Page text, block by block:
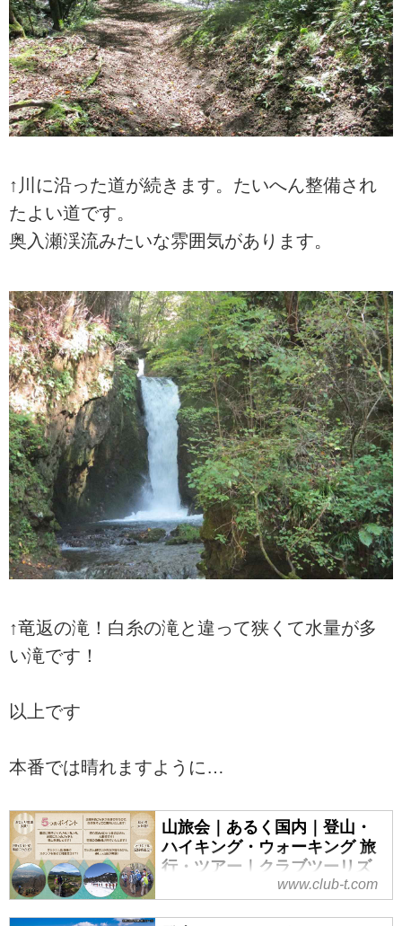
↑川に沿った道が続きます。たいへん整備され
たよい道です。
奥入瀬渓流みたいな雰囲気があります。
↑竜返の滝！白糸の滝と違って狭くて水量が多
い滝です！
以上です
本番では晴れますように…
山旅会｜あるく国内｜登山・
ハイキング・ウォーキング 旅
行・ツアー｜クラブツーリズ
山旅会（ツアー）特集なら、クラ
www.club-t.com